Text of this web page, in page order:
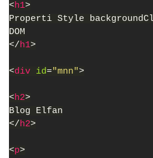
<h1>
Properti Style
DOM
</h1>
<div id="mnn">
<h2>
Blog Elfan
</h2>
<p>